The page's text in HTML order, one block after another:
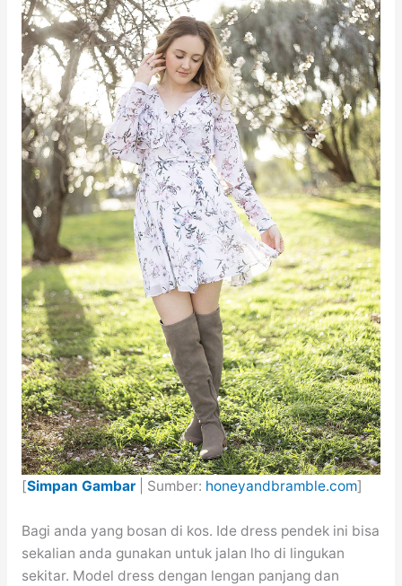
[Simpan Gambar| Sumber: honeyandbramble.com]
Bagi anda yang bosan di kos. Ide dress pendek ini bisa
sekalian anda gunakan untuk jalan lho di lingukan
sekitar. Model dress dengan lengan panjang dan